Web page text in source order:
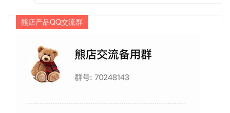
熊店产品QQ交流群